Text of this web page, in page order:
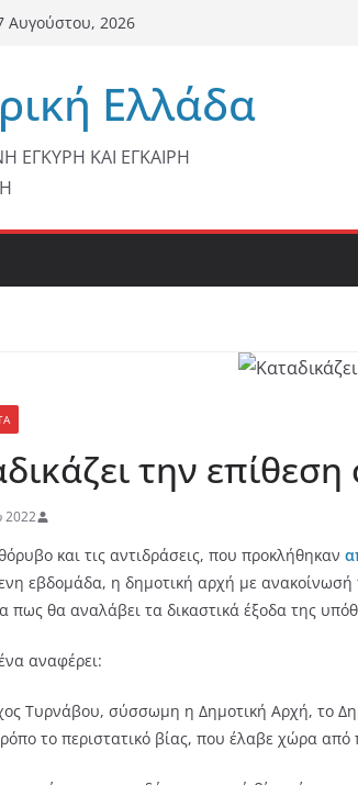
Αυγούστου, 2026
Ελλάδα
ΕΓΚΥΡΗ ΚΑΙ ΕΓΚΑΙΡΗ
την
2022
και τις αντιδράσεις, που προκλήθηκαν
εβδομάδα, η δημοτική αρχή με ανακοίνωσή
πως θα αναλάβει τα δικαστικά έξοδα της
αναφέρει:
Τυρνάβου, σύσσωμη η Δημοτική Αρχή, το
το περιστατικό βίας, που έλαβε χώρα